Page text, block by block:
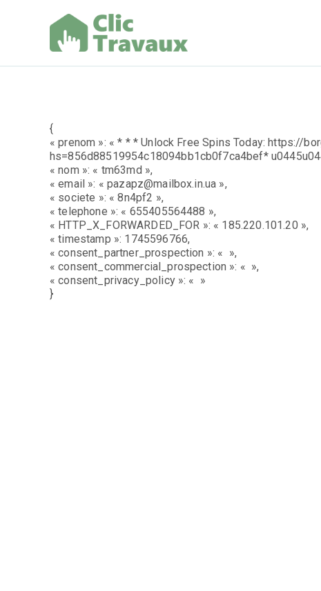
{
« prenom »: « * * * Unlock Free Spins Today: https://
hs=856d88519954c18094bb1cb0f7ca4bef*
« nom »: « tm63md »,
« email »: « pazapz@mailbox.in.ua »,
« societe »: « 8n4pf2 »,
« telephone »: « 655405564488 »,
« HTTP_X_FORWARDED_FOR »: « 185.220.101.20 »,
« timestamp »: 1745596766,
« consent_partner_prospection »: « »,
« consent_commercial_prospection »: « »,
« consent_privacy_policy »: « »
}